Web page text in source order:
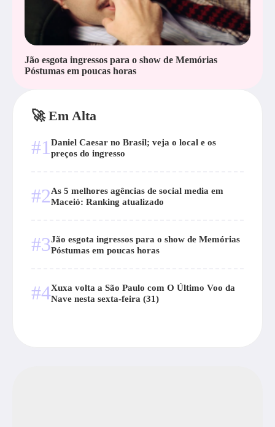
Jão esgota ingressos para o show de Memórias
Póstumas em poucas horas
🚀 Em Alta
#1 Daniel Caesar no Brasil; veja o local e os
preços do ingresso
#2As 5 melhores agências de social media em
Maceió: Ranking atualizado
#3Jão esgota ingressos para o show de Memórias
Póstumas em poucas horas
#4Xuxa volta a São Paulo com O Último Voo da
Nave nesta sexta-feira (31)